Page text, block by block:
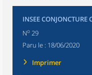
INSEE CONJONCTURE
No 29
Paru le : 18/06/2020
Imprimer